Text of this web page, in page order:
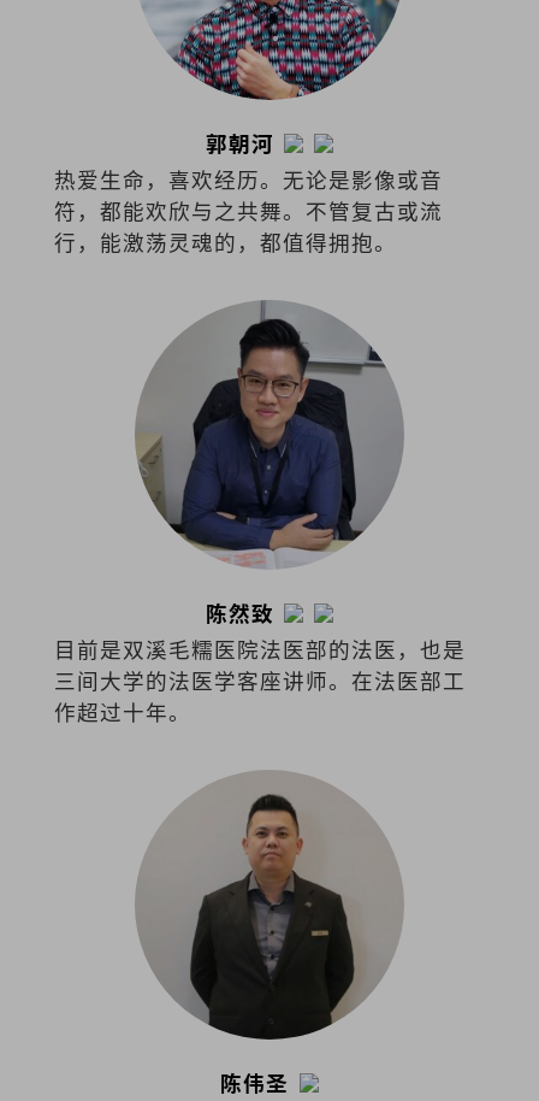
郭朝河
热爱生命，喜欢经历。无论是影像或音
符，都能欢欣与之共舞。不管复古或流
行，能激荡灵魂的，都值得拥抱。
陈然致
目前是双溪毛糯医院法医部的法医，也是
三间大学的法医学客座讲师。在法医部工
作超过十年。
陈伟圣